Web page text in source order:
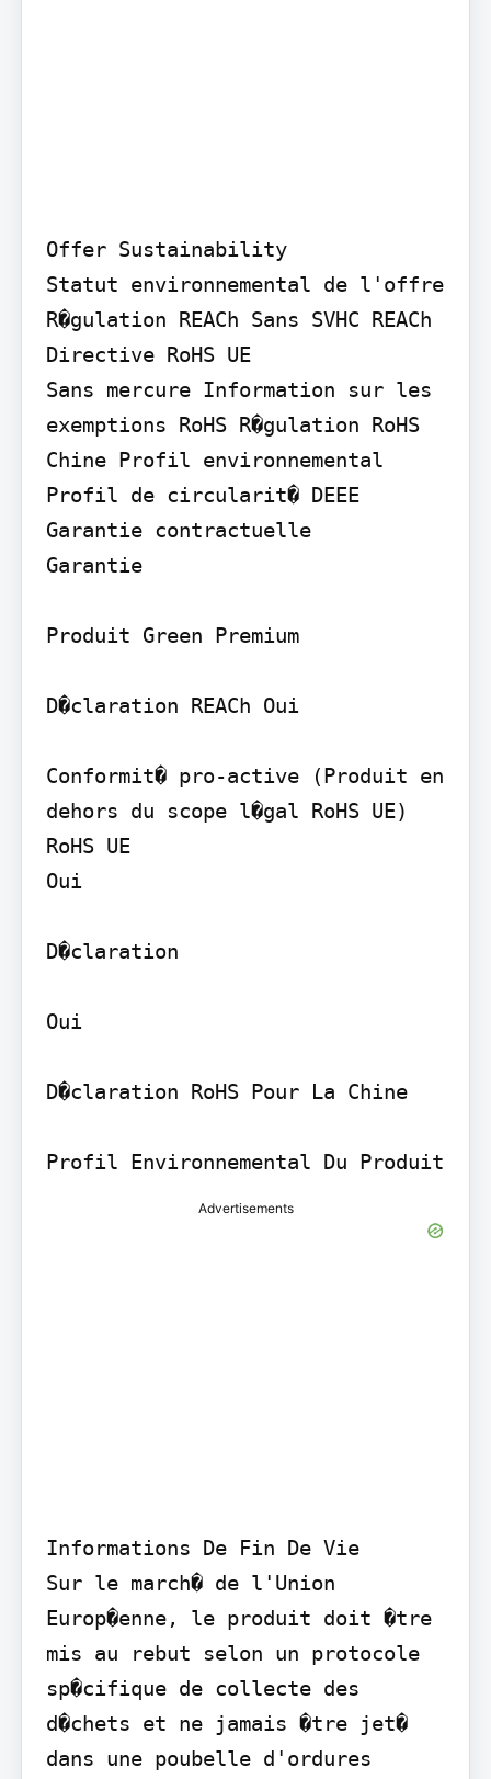
Offer Sustainability
Statut environnemental de l'offre
R�gulation REACh Sans SVHC REACh
Directive RoHS UE
Sans mercure Information sur les
exemptions RoHS R�gulation RoHS
Chine Profil environnemental
Profil de circularit� DEEE
Garantie contractuelle
Garantie
Produit Green Premium
D�claration REACh Oui
Conformit� pro-active (Produit en
dehors du scope l�gal RoHS UE)
RoHS UE
Oui
D�claration
Oui
D�claration RoHS Pour La Chine
Profil Environnemental Du Produit
Advertisements
Informations De Fin De Vie
Sur le march� de l'Union
Europ�enne, le produit doit �tre
mis au rebut selon un protocole
sp�cifique de collecte des
d�chets et ne jamais �tre jet�
dans une poubelle d'ordures